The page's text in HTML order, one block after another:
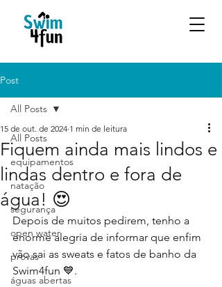
Post
All Posts
equipamentos
natação
segurança
open water
provas
águas abertas
All Posts
Fiquem ainda mais lindos e
lindas dentro e fora de
água! 😍
15 de out. de 2024 1 min de leitura
Depois de muitos pedirem, tenho a
enorme alegria de informar que enfim
vão sai as sweats e fatos de banho da
Swim4fun 💙.